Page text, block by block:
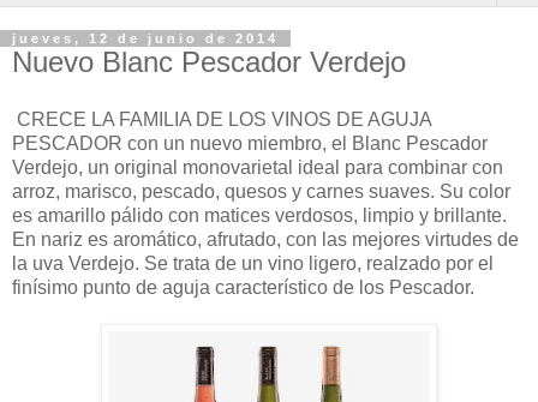
jueves, 12 de junio de 2014
Nuevo Blanc Pescador Verdejo
CRECE LA FAMILIA DE LOS VINOS DE AGUJA
PESCADOR con un nuevo miembro, el Blanc Pescador
Verdejo, un original monovarietal ideal para combinar con
arroz, marisco, pescado, quesos y carnes suaves. Su color
es amarillo pálido con matices verdosos, limpio y brillante.
En nariz es aromático, afrutado, con las mejores virtudes de
la uva Verdejo. Se trata de un vino ligero, realzado por el
finísimo punto de aguja característico de los Pescador.